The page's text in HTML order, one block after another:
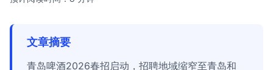
文章摘要
青岛啤酒2026春招启动，招聘地域缩窄至青岛和